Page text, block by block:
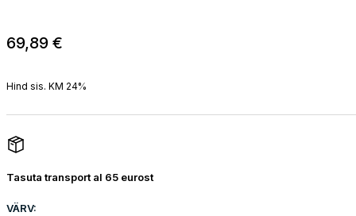
69,89 €
Hind sis. KM 24%
Tasuta transport al 65 eurost
VÄRV: